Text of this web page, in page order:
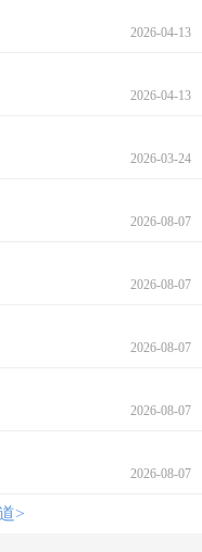
2026-04-13
2026-04-13
2026-03-24
2026-08-07
2026-08-07
2026-08-07
2026-08-07
2026-08-07
>